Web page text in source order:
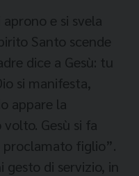
e si svela
Santo scende
dice a Gesù: tu
si manifesta,
appare la
Gesù si fa
proclamato figlio”.
gesto di servizio, in